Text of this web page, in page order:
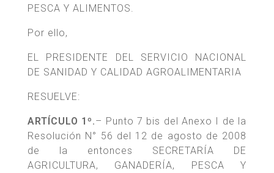
PESCA Y ALIMENTOS.
Por ello,
EL PRESIDENTE DEL SERVICIO NACIONAL
DE SANIDAD Y CALIDAD AGROALIMENTARIA
RESUELVE:
ARTÍCULO 1º.– Punto 7 bis del Anexo I de la
Resolución N° 56 del 12 de agosto de 2008
de la entonces SECRETARÍA DE
AGRICULTURA, GANADERÍA, PESCA Y